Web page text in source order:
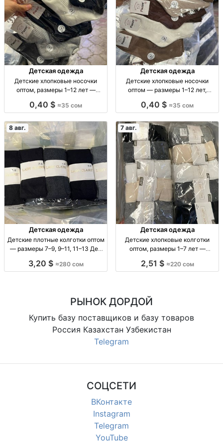
Детская одежда
Детские хлопковые носочки
оптом, размеры 1–12 лет —
оптом, р-ры 1–4, 4–8, 8–12 лет, уп.
0,40 $ ≈35 сом
Детская одежда
Детские хлопковые носочки
оптом — размеры 1–12 лет,
100% х/б, р-ры 1–4, 4–8, 8–12 лет,
0,40 $ ≈35 сом
8 авг.
Детская одежда
Детские плотные колготки оптом
— размеры 7–9, 9–11, 11–13 Дет.
9–11, 11–13, уп. 10 шт., 280 сом.
3,20 $ ≈280 сом
7 авг.
Детская одежда
Детские хлопковые колготки
оптом, размеры 1–7 лет —
колготки, р-ры 1–3, 3–5, 5–7 лет,
2,51 $ ≈220 сом
РЫНОК ДОРДОЙ
Купить базу поставщиков и базу товаров
Россия Казахстан Узбекистан
Telegram
СОЦСЕТИ
ВКонтакте
Instagram
Telegram
YouTube